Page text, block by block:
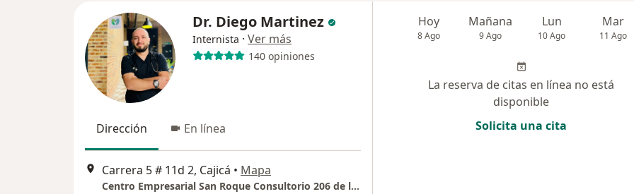
Dr. Diego Martinez
Internista · Ver más
140 opiniones
Dirección En línea
Carrera 5 # 11d 2, Cajicá • Mapa
Centro Empresarial San Roque Consultorio 206 de la torre 1
Hoy
8 Ago
Mañana
9 Ago
Lun
10 Ago
Mar
11 Ago
La reserva de citas en línea no está
disponible
Solicita una cita